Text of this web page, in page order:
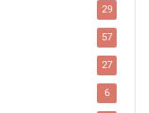
29
57
27
6